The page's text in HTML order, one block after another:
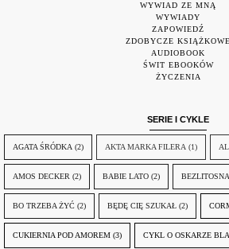
WYWIAD ZE MNĄ
WYWIADY
ZAPOWIEDŹ
ZDOBYCZE KSIĄŻKOWE
AUDIOBOOK
ŚWIT EBOOKÓW
ŻYCZENIA
SERIE I CYKLE
AGATA ŚRÓDKA (2) AKTA MARKA FILERA (1)
AMOS DECKER (2) BABIE LATO (2)
BO TRZEBA ŻYĆ (2) BĘDĘ CIĘ SZUKAŁ (2)
CUKIERNIA POD AMOREM (3) CYKL O OSKARZE